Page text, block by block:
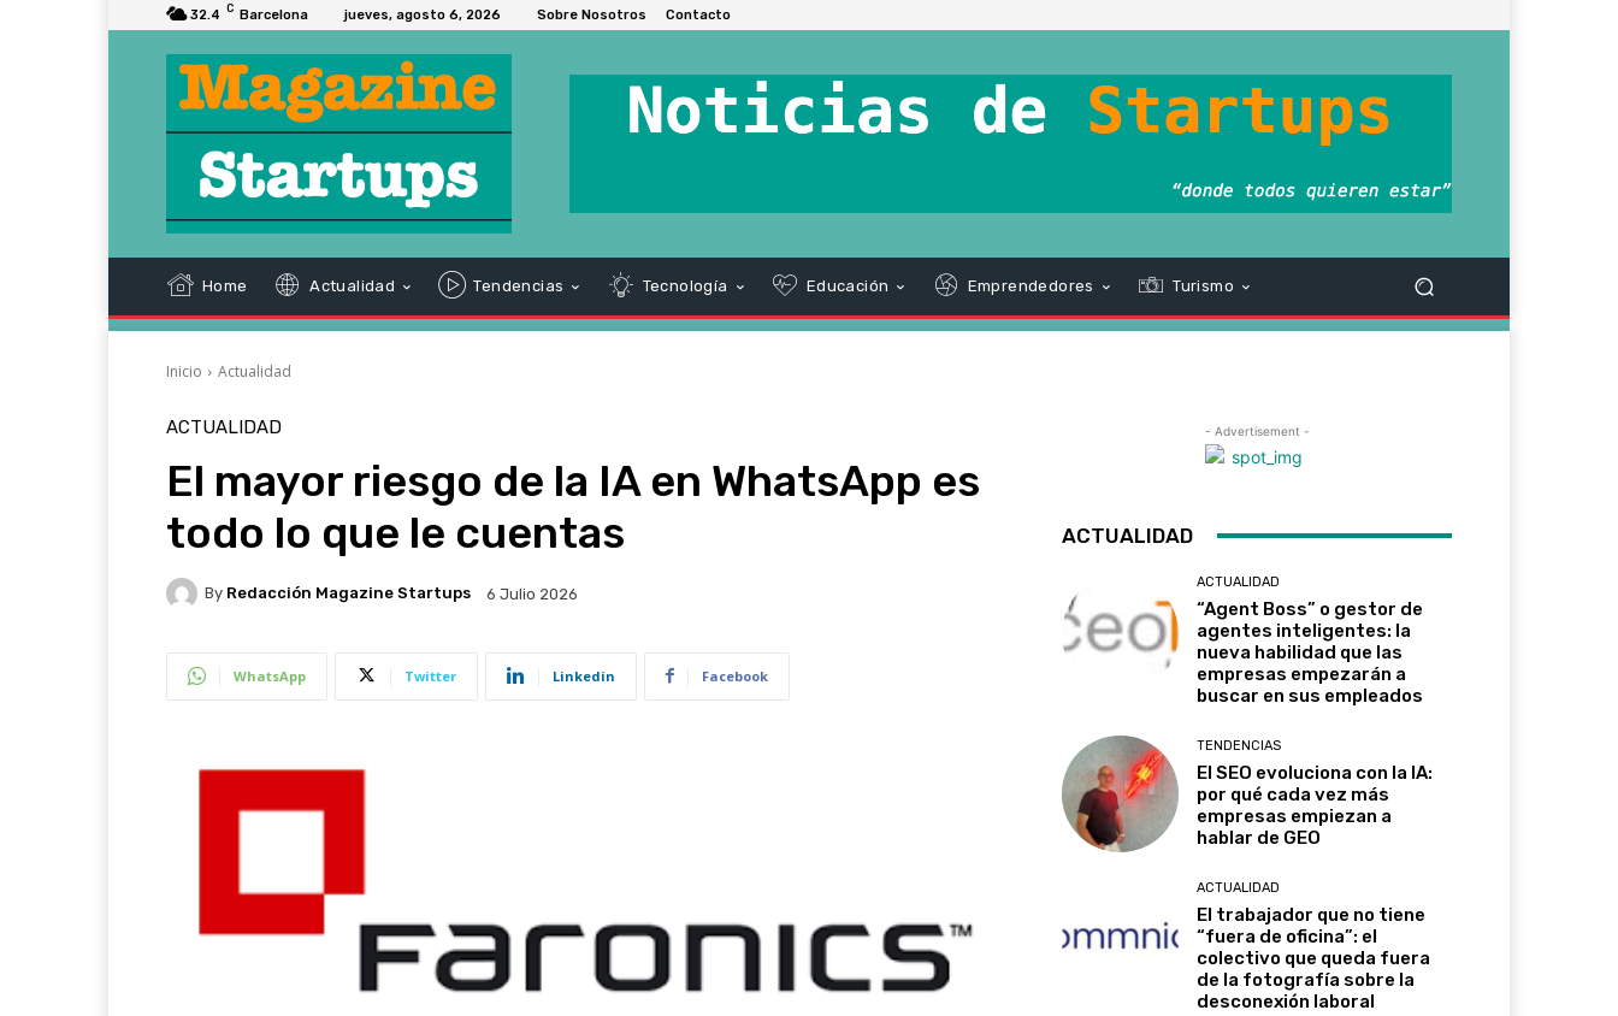
32.4 C Barcelona jueves, agosto 6, 2026 Sobre Nosotros Contacto
Home Actualidad Tendencias Tecnología Educación Emprendedores Turismo
Inicio Actualidad
ACTUALIDAD
El mayor riesgo de la IA en WhatsApp es
todo lo que le cuentas
By Redacción Magazine Startups 6 Julio 2026
WhatsApp Twitter Linkedin Facebook
- Advertisement -
ACTUALIDAD
ACTUALIDAD
“Agent Boss” o gestor de
agentes inteligentes: la
nueva habilidad que las
empresas empezarán a
buscar en sus empleados
TENDENCIAS
El SEO evoluciona con la IA:
por qué cada vez más
empresas empiezan a
hablar de GEO
ACTUALIDAD
El trabajador que no tiene
“fuera de oficina”: el
colectivo que queda fuera
de la fotografía sobre la
desconexión laboral